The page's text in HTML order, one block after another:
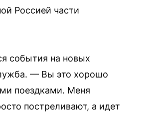
Россией части
события на новых
— Вы это хорошо
поездками. Меня
постреливают, а идет